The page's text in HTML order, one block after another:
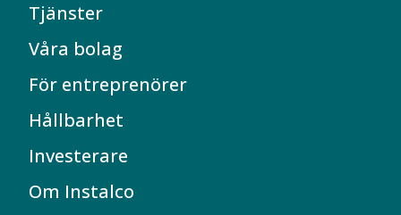
Tjänster
Våra bolag
För entreprenörer
Hållbarhet
Investerare
Om Instalco